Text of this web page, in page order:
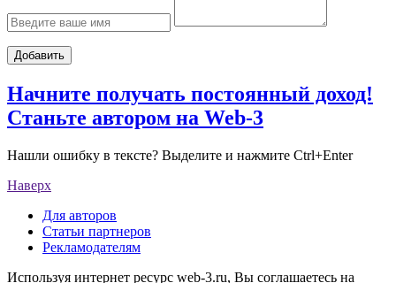
Добавить
Начните получать постоянный доход!
Станьте автором на Web-3
Нашли ошибку в тексте? Выделите и нажмите Ctrl+Enter
Наверх
Для авторов
Статьи партнеров
Рекламодателям
Используя интернет ресурс web-3.ru, Вы соглашаетесь на